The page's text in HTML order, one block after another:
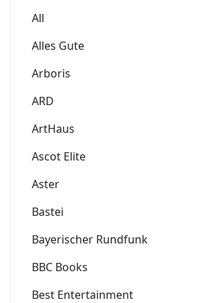
All
Alles Gute
Arboris
ARD
ArtHaus
Ascot Elite
Aster
Bastei
Bayerischer Rundfunk
BBC Books
Best Entertainment